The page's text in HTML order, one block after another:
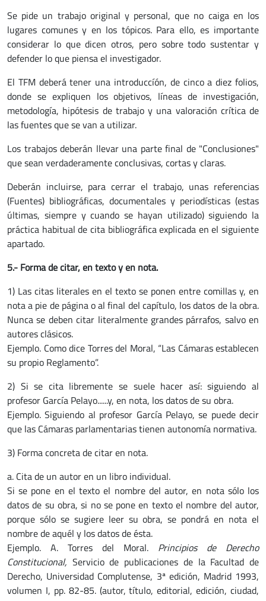
Se pide un trabajo original y personal, que no caiga en los
lugares comunes y en los tópicos. Para ello, es importante
considerar lo que dicen otros, pero sobre todo sustentar y
defender lo que piensa el investigador.
El TFM deberá tener una introduccíón, de cinco a diez folios,
donde se expliquen los objetivos, líneas de investigación,
metodología, hipótesis de trabajo y una valoración crítica de
las fuentes que se van a utilizar.
Los trabajos deberán llevar una parte final de "Conclusiones"
que sean verdaderamente conclusivas, cortas y claras.
Deberán incluirse, para cerrar el trabajo, unas referencias
(Fuentes) bibliográficas, documentales y periodísticas (estas
últimas, siempre y cuando se hayan utilizado) siguiendo la
práctica habitual de cita bibliográfica explicada en el siguiente
apartado.
5.- Forma de citar, en texto y en nota.
1) Las citas literales en el texto se ponen entre comillas y, en
nota a pie de página o al final del capítulo, los datos de la obra.
Nunca se deben citar literalmente grandes párrafos, salvo en
autores clásicos.
Ejemplo. Como dice Torres del Moral, “Las Cámaras establecen
su propio Reglamento”.
2) Si se cita libremente se suele hacer así: siguiendo al
profesor García Pelayo......y, en nota, los datos de su obra.
Ejemplo. Siguiendo al profesor García Pelayo, se puede decir
que las Cámaras parlamentarias tienen autonomía normativa.
3) Forma concreta de citar en nota.
a. Cita de un autor en un libro individual.
Si se pone en el texto el nombre del autor, en nota sólo los
datos de su obra, si no se pone en texto el nombre del autor,
porque sólo se sugiere leer su obra, se pondrá en nota el
nombre de aquél y los datos de ésta.
Ejemplo. A. Torres del Moral. Principios de Derecho
Constitucional, Servicio de publicaciones de la Facultad de
Derecho, Universidad Complutense, 3ª edición, Madrid 1993,
volumen I, pp. 82-85. (autor, título, editorial, edición, ciudad,